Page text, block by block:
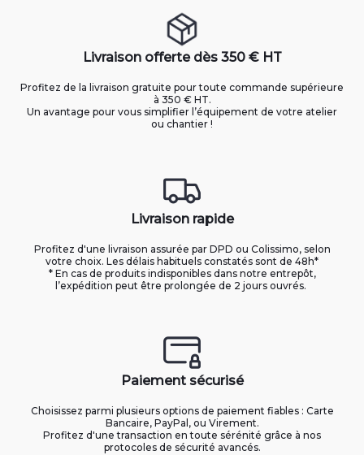
Livraison offerte dès 350 € HT
Profitez de la livraison gratuite pour toute commande supérieure
à 350 € HT.
Un avantage pour vous simplifier l’équipement de votre atelier
ou chantier !
Livraison rapide
Profitez d'une livraison assurée par DPD ou Colissimo, selon
votre choix. Les délais habituels constatés sont de 48h*
* En cas de produits indisponibles dans notre entrepôt,
l’expédition peut être prolongée de 2 jours ouvrés.
Paiement sécurisé
Choisissez parmi plusieurs options de paiement fiables : Carte
Bancaire, PayPal, ou Virement.
Profitez d'une transaction en toute sérénité grâce à nos
protocoles de sécurité avancés.